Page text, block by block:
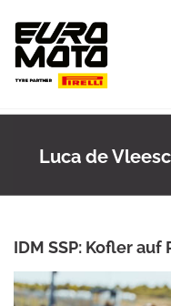
content
Luca de
IDM SSP: Kofler
ANKE WIECZOREK